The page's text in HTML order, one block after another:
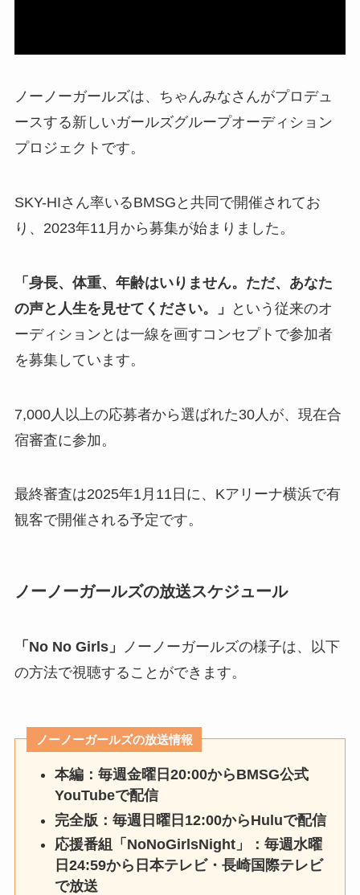
ノーノーガールズは、ちゃんみなさんがプロデュ
ースする新しいガールズグループオーディション
プロジェクトです。
SKY-HIさん率いるBMSGと共同で開催されてお
り、2023年11月から募集が始まりました。
「身長、体重、年齢はいりません。ただ、あなた
の声と人生を見せてください。」
という従来のオ
ーディションとは一線を画すコンセプトで参加者
を募集しています。
7,000人以上の応募者から選ばれた30人が、現在合
宿審査に参加。
最終審査は2025年1月11日に、Kアリーナ横浜で有
観客で開催される予定です。
ノーノーガールズの放送スケジュール
「No No Girls」
ノーノーガールズの様子は、以下
の方法で視聴することができます。
ノーノーガールズの放送情報
本編：毎週金曜日20:00からBMSG公式
YouTubeで配信
完全版：毎週日曜日12:00からHuluで配信
応援番組「NoNoGirlsNight」：毎週水曜
日24:59から日本テレビ・長崎国際テレビ
で放送